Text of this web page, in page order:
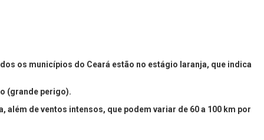
os municípios do Ceará estão no estágio laranja, que indica
(grande perigo).
de ventos intensos, que podem variar de 60 a 100 km por